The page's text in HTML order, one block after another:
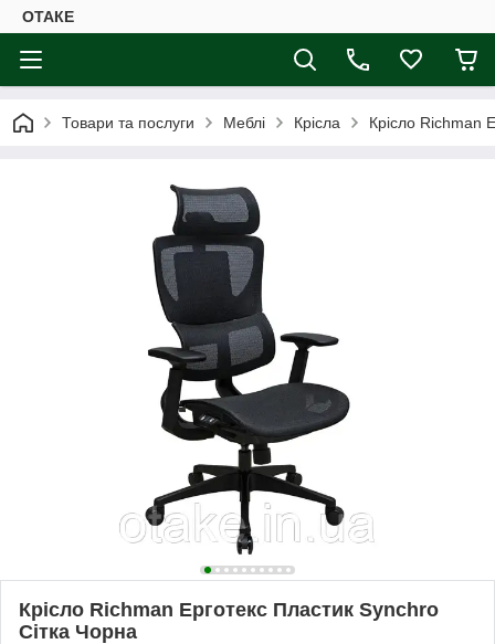
ОТАКЕ
Товари та послуги Меблі Крісла Крісло Richman
Крісло Richman Ерготекс Пластик Synchro
Сітка Чорна